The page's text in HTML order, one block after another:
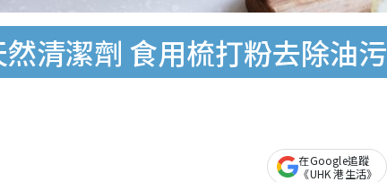
清潔劑 食用梳打粉去除油
在Google追蹤
《UHK 港生活》